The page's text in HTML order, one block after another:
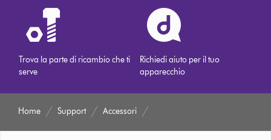
Trova la parte di ricambio che ti
serve
Richiedi aiuto per il tuo
apparecchio
Home Support Accessori